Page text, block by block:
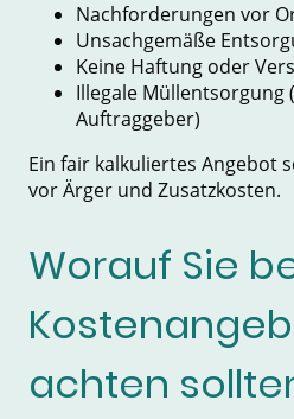
Nachforderungen vor
Unsachgemäße
Keine Haftung oder
Illegale
Auftraggeber)
Ein fair kalkuliertes Angebot
vor Ärger und Zusatzkosten.
Worauf Sie
achten